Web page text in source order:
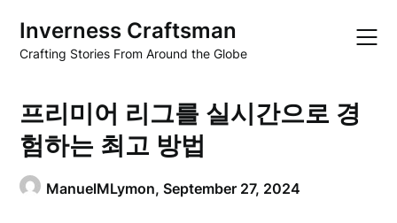
content
Inverness Craftsman
Crafting Stories From Around the Globe
프리미어 리그를 실시간으로 경
험하는 최고 방법
ManuelMLymon,September 27, 2024